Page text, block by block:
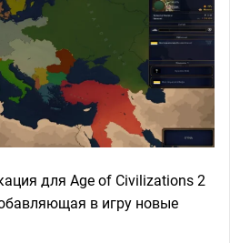
для Age of Civilizations 2
в игру новые